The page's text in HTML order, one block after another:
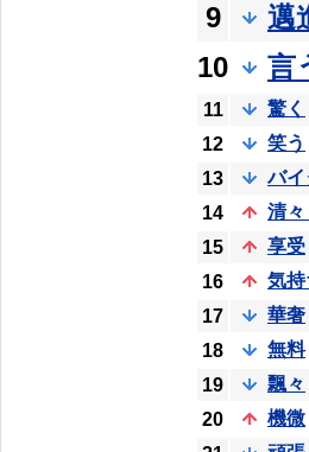
9
邁
10
言
11
驚く
12
笑う
13
バイ
14
清
15
享受
16
気持
17
華奢
18
無料
19
飄々
20
機微